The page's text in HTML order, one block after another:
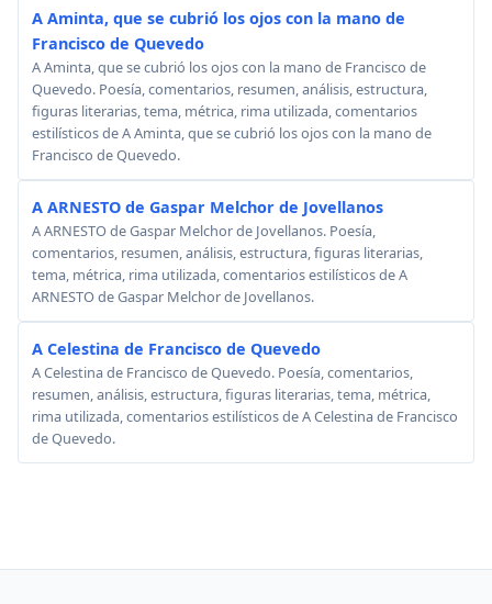
A Aminta, que se cubrió los ojos con la mano de
Francisco de Quevedo
A Aminta, que se cubrió los ojos con la mano de Francisco de
Quevedo. Poesía, comentarios, resumen, análisis, estructura,
figuras literarias, tema, métrica, rima utilizada, comentarios
estilísticos de A Aminta, que se cubrió los ojos con la mano de
Francisco de Quevedo.
A ARNESTO de Gaspar Melchor de Jovellanos
A ARNESTO de Gaspar Melchor de Jovellanos. Poesía,
comentarios, resumen, análisis, estructura, figuras literarias,
tema, métrica, rima utilizada, comentarios estilísticos de A
ARNESTO de Gaspar Melchor de Jovellanos.
A Celestina de Francisco de Quevedo
A Celestina de Francisco de Quevedo. Poesía, comentarios,
resumen, análisis, estructura, figuras literarias, tema, métrica,
rima utilizada, comentarios estilísticos de A Celestina de Francisco
de Quevedo.